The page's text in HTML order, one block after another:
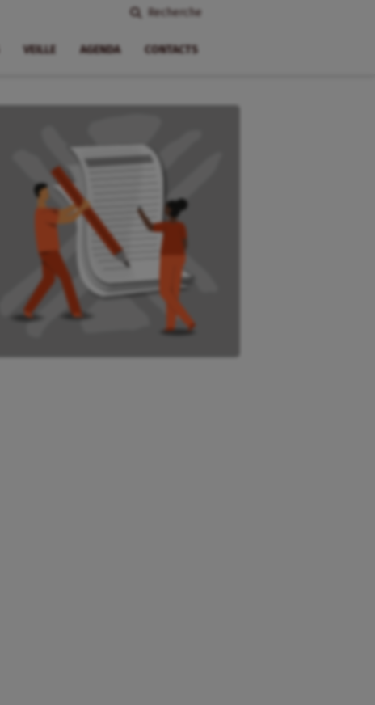
Recherche
VEILLE AGENDA CONTACTS